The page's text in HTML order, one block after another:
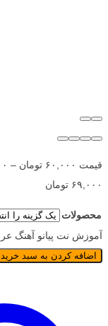
قیمت ۶۰,۰۰۰ تومان –
۶۹,۰۰۰ تومان
محصولات
آموزش نت پیانو آهنگ
اضافه کردن به سبد خرید